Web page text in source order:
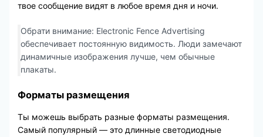
твое сообщение видят в любое время дня и ночи.
Обрати внимание: Electronic Fence Advertising
обеспечивает постоянную видимость. Люди замечают
динамичные изображения лучше, чем обычные
плакаты.
Форматы размещения
Ты можешь выбрать разные форматы размещения.
Самый популярный — это длинные светодиодные